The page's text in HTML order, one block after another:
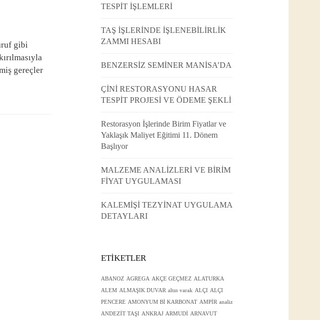
gibi
gereçler
TESPİT İŞLEMLERİ
TAŞ İŞLERİNDE İŞLENEBİLİRLİK
ZAMMI HESABI
BENZERSİZ SEMİNER MANİSA’DA
ÇİNİ RESTORASYONU HASAR
TESPİT PROJESİ VE ÖDEME ŞEKLİ
Restorasyon İşlerinde Birim Fiyatlar ve
Yaklaşık Maliyet Eğitimi 11. Dönem
Başlıyor
MALZEME ANALİZLERİ VE BİRİM
FİYAT UYGULAMASI
KALEMİŞİ TEZYİNAT UYGULAMA
DETAYLARI
ETIKETLER
ABANOZ AGREGA AKÇE GEÇMEZ ALATURKA
ALEM ALMAŞIK DUVAR altın varak ALÇI ALÇI
PENCERE AMONYUM Bİ KARBONAT AMPİR analiz
ANDEZİT TAŞI ANKRAJ ARMUDİ ARNAVUT